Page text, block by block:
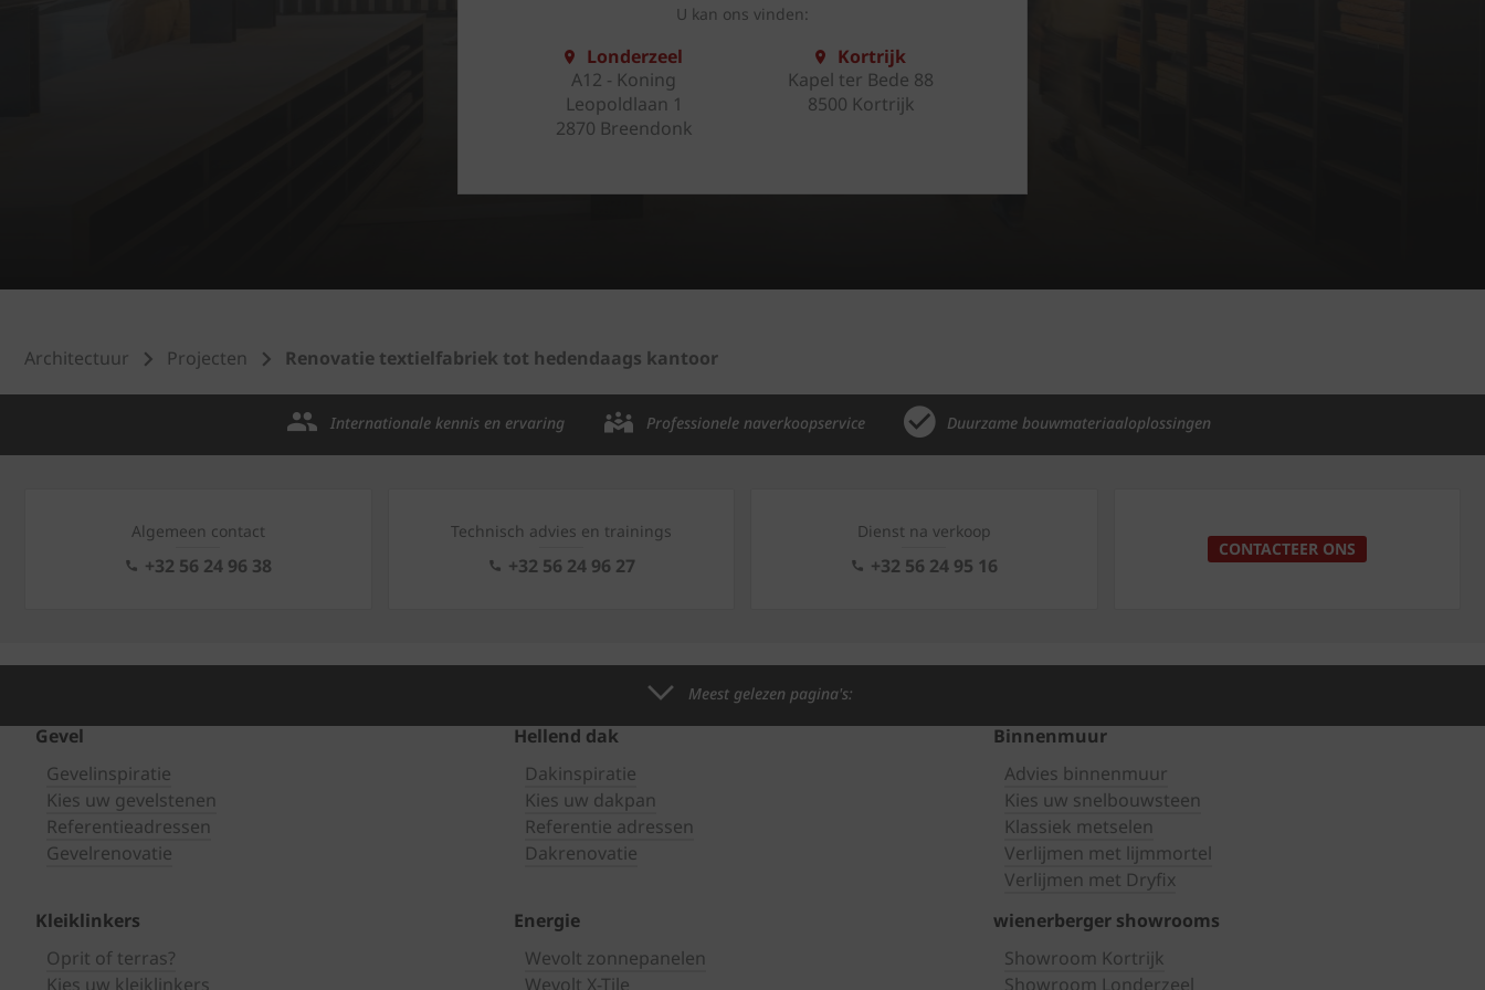
U kan ons vinden:
Londerzeel
A12 - Koning
Leopoldlaan 1
2870 Breendonk
Kortrijk
Kapel ter Bede 88
8500 Kortrijk
Architectuur Projecten Renovatie textielfabriek tot hedendaags kantoor
Internationale kennis en ervaring Professionele naverkoopservice Duurzame bouwmateriaaloplossingen
Algemeen contact
+32 56 24 96 38
Technisch advies en trainings
+32 56 24 96 27
Dienst na verkoop
+32 56 24 95 16
CONTACTEER ONS
Meest gelezen pagina's:
Gevel
Gevelinspiratie
Kies uw gevelstenen
Referentieadressen
Gevelrenovatie
Hellend dak
Dakinspiratie
Kies uw dakpan
Referentie adressen
Dakrenovatie
Binnenmuur
Advies binnenmuur
Kies uw snelbouwsteen
Klassiek metselen
Verlijmen met lijmmortel
Verlijmen met Dryfix
Kleiklinkers
Oprit of terras?
Kies uw kleiklinkers
Energie
Wevolt zonnepanelen
Wevolt X-Tile
wienerberger showrooms
Showroom Kortrijk
Showroom Londerzeel